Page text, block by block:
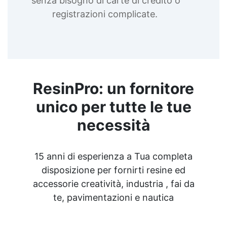
registrazioni complicate.
ResinPro: un fornitore
unico per tutte le tue
necessità
15 anni di esperienza a Tua completa
disposizione per fornirti resine ed
accessorie creatività, industria , fai da
te, pavimentazioni e nautica